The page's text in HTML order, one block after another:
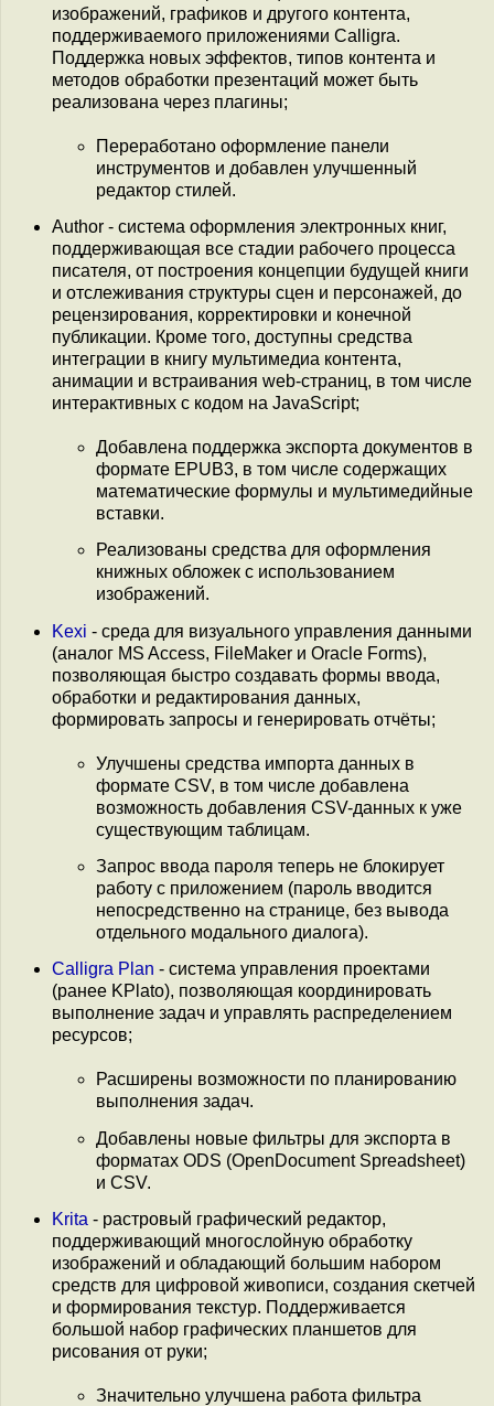
изображений, графиков и другого контента,
поддерживаемого приложениями Calligra.
Поддержка новых эффектов, типов контента и
методов обработки презентаций может быть
реализована через плагины;
Переработано оформление панели
инструментов и добавлен улучшенный
редактор стилей.
Author - система оформления электронных книг,
поддерживающая все стадии рабочего процесса
писателя, от построения концепции будущей книги
и отслеживания структуры сцен и персонажей, до
рецензирования, корректировки и конечной
публикации. Кроме того, доступны средства
интеграции в книгу мультимедиа контента,
анимации и встраивания web-страниц, в том числе
интерактивных с кодом на JavaScript;
Добавлена поддержка экспорта документов в
формате EPUB3, в том числе содержащих
математические формулы и мультимедийные
вставки.
Реализованы средства для оформления
книжных обложек с использованием
изображений.
Kexi - среда для визуального управления данными
(аналог MS Access, FileMaker и Oracle Forms),
позволяющая быстро создавать формы ввода,
обработки и редактирования данных,
формировать запросы и генерировать отчёты;
Улучшены средства импорта данных в
формате CSV, в том числе добавлена
возможность добавления CSV-данных к уже
существующим таблицам.
Запрос ввода пароля теперь не блокирует
работу с приложением (пароль вводится
непосредственно на странице, без вывода
отдельного модального диалога).
Calligra Plan - система управления проектами
(ранее KPlato), позволяющая координировать
выполнение задач и управлять распределением
ресурсов;
Расширены возможности по планированию
выполнения задач.
Добавлены новые фильтры для экспорта в
форматах ODS (OpenDocument Spreadsheet)
и CSV.
Krita - растровый графический редактор,
поддерживающий многослойную обработку
изображений и обладающий большим набором
средств для цифровой живописи, создания скетчей
и формирования текстур. Поддерживается
большой набор графических планшетов для
рисования от руки;
Значительно улучшена работа фильтра